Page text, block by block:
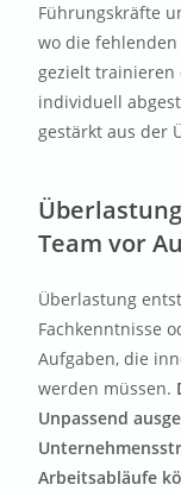
Führungskräfte
wo die
gezielt trainieren
individuell
gestärkt aus der
Team vor
Überlastung
Fachkenntnisse
Aufgaben, die
werden müssen.
Unpassend
Arbeitsabläufe